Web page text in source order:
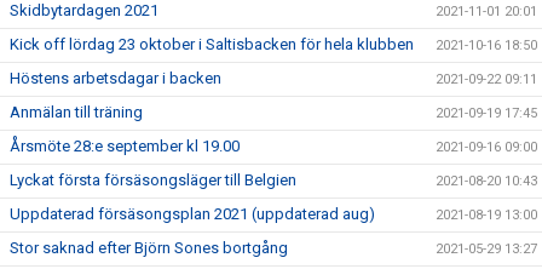
Skidbytardagen 2021 2021-11-01 20:01
Kick off lördag 23 oktober i Saltisbacken för hela klubben 2021-10-16 18:50
Höstens arbetsdagar i backen 2021-09-22 09:11
Anmälan till träning 2021-09-19 17:45
Årsmöte 28:e september kl 19.00 2021-09-16 09:00
Lyckat första försäsongsläger till Belgien 2021-08-20 10:43
Uppdaterad försäsongsplan 2021 (uppdaterad aug) 2021-08-19 13:00
Stor saknad efter Björn Sones bortgång 2021-05-29 13:27